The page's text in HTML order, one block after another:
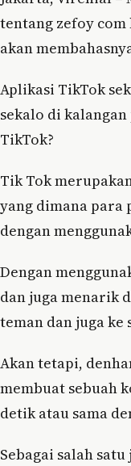
tentang zefoy
akan
Aplikasi TikTok
sekalo di
TikTok?
Tik Tok
yang dimana para
dengan
Dengan
dan juga menarik
teman dan juga
Akan tetapi,
membuat sebuah
detik atau sama
Sebagai salah